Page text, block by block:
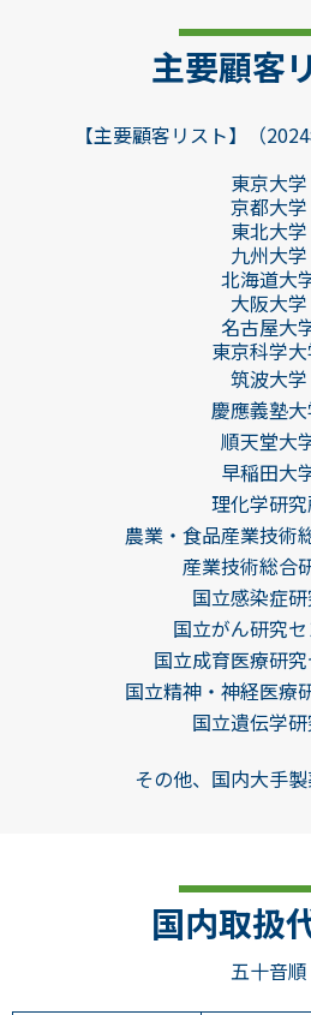
主要顧客
【主要顧客リスト】（
東京大学
京都大学
東北大学
九州大学
北海道大
大阪大学
名古屋大
東京科学
筑波大学
慶應義塾
順天堂大
早稲田大
理化学研
農業・食品産業技術
産業技術総合
国立感染症
国立がん研究
国立成育医療研
国立精神・神経医療
国立遺伝学
その他、国内大手
国内取扱
五十音順